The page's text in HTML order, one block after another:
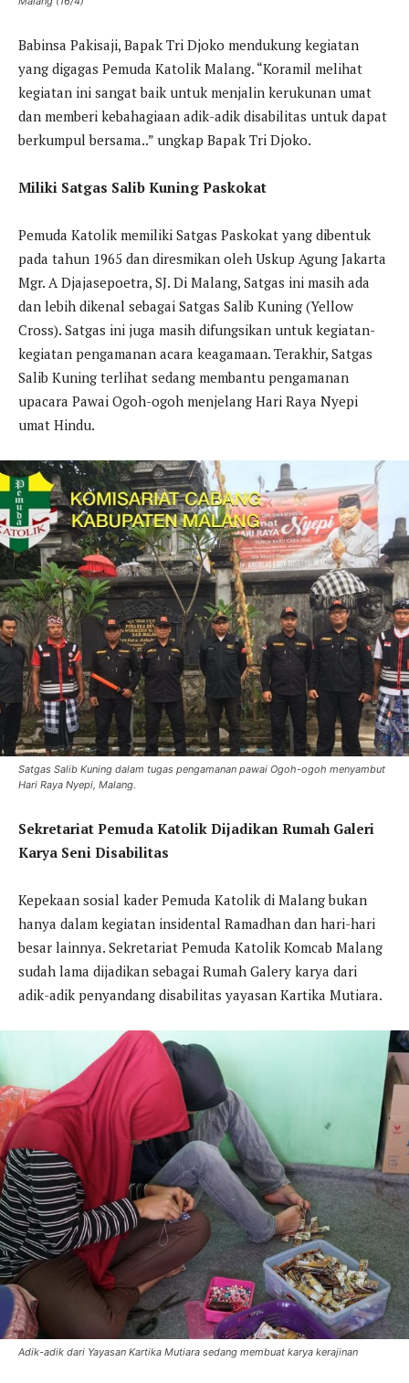
Babinsa Pakisaji, Bapak Tri Djoko mendukung kegiatan
yang digagas Pemuda Katolik Malang. “Koramil melihat
kegiatan ini sangat baik untuk menjalin kerukunan umat
dan memberi kebahagiaan adik-adik disabilitas untuk dapat
berkumpul bersama..” ungkap Bapak Tri Djoko.
Miliki Satgas Salib Kuning Paskokat
Pemuda Katolik memiliki Satgas Paskokat yang dibentuk
pada tahun 1965 dan diresmikan oleh Uskup Agung Jakarta
Mgr. A Djajasepoetra, SJ. Di Malang, Satgas ini masih ada
dan lebih dikenal sebagai Satgas Salib Kuning (Yellow
Cross). Satgas ini juga masih difungsikan untuk kegiatan-
kegiatan pengamanan acara keagamaan. Terakhir, Satgas
Salib Kuning terlihat sedang membantu pengamanan
upacara Pawai Ogoh-ogoh menjelang Hari Raya Nyepi
umat Hindu.
Satgas Salib Kuning dalam tugas pengamanan pawai Ogoh-ogoh menyambut
Hari Raya Nyepi, Malang.
Sekretariat Pemuda Katolik Dijadikan Rumah Galeri
Karya Seni Disabilitas
Kepekaan sosial kader Pemuda Katolik di Malang bukan
hanya dalam kegiatan insidental Ramadhan dan hari-hari
besar lainnya. Sekretariat Pemuda Katolik Komcab Malang
sudah lama dijadikan sebagai Rumah Galery karya dari
adik-adik penyandang disabilitas yayasan Kartika Mutiara.
Adik-adik dari Yayasan Kartika Mutiara sedang membuat karya kerajinan